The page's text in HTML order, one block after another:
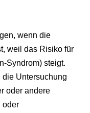
wenn die
weil das Risiko für
Syndrom) steigt.
Untersuchung
oder andere
oder